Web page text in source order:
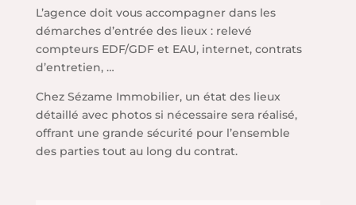
L’agence doit vous accompagner dans les
démarches d’entrée des lieux : relevé
compteurs EDF/GDF et EAU, internet, contrats
d’entretien, …
Chez Sézame Immobilier, un état des lieux
détaillé avec photos si nécessaire sera réalisé,
offrant une grande sécurité pour l’ensemble
des parties tout au long du contrat.